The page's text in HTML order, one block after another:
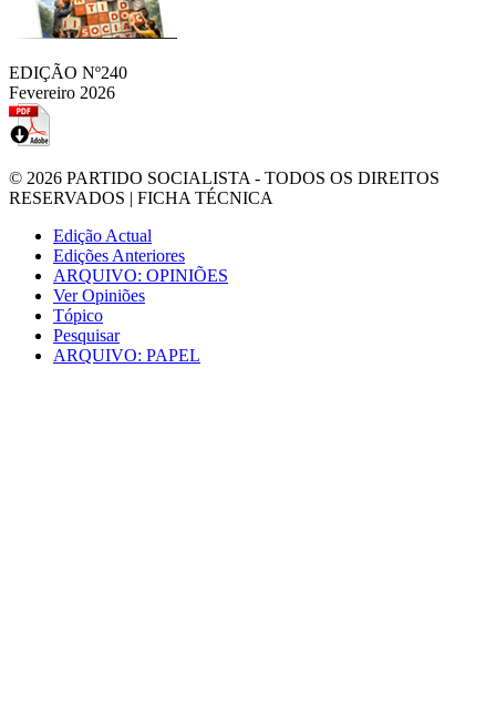
EDIÇÃO Nº240
Fevereiro 2026
© 2026 PARTIDO SOCIALISTA - TODOS OS DIREITOS
RESERVADOS | FICHA TÉCNICA
Edição Actual
Edições Anteriores
ARQUIVO: OPINIÕES
Ver Opiniões
Tópico
Pesquisar
ARQUIVO: PAPEL